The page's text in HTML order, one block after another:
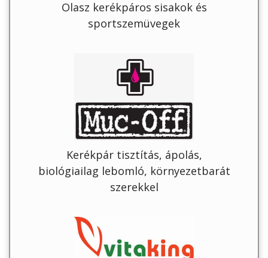
Olasz kerékpáros sisakok és
sportszemüvegek
Kerékpár tisztítás, ápolás,
biológiailag lebomló, környezetbarát
szerekkel